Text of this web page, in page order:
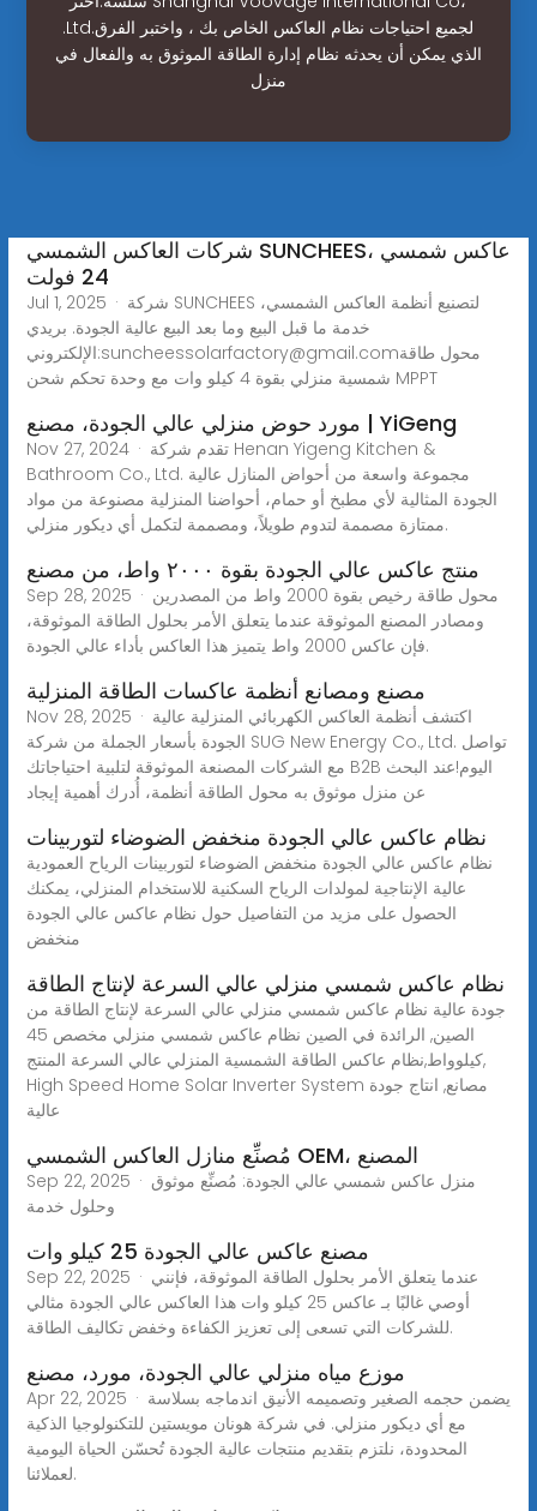
.Ltd.لجميع احتياجات نظام العاكس الخاص بك ، واختبر الفرق
الذي يمكن أن يحدثه نظام إدارة الطاقة الموثوق به والفعال في
منزل
شركات العاكس الشمسي SUNCHEES، عاكس شمسي
24 فولت
Jul 1, 2025 · شركة SUNCHEES لتصنيع أنظمة العاكس الشمسي،
خدمة ما قبل البيع وما بعد البيع عالية الجودة. بريدي
الإلكتروني:suncheessolarfactory@gmail.comمحول طاقة
شمسية منزلي بقوة 4 كيلو وات مع وحدة تحكم شحن MPPT
مورد حوض منزلي عالي الجودة، مصنع | YiGeng
Nov 27, 2024 · تقدم شركة Henan Yigeng Kitchen &
Bathroom Co., Ltd. مجموعة واسعة من أحواض المنازل عالية
الجودة المثالية لأي مطبخ أو حمام، أحواضنا المنزلية مصنوعة من مواد
ممتازة مصممة لتدوم طويلاً، ومصممة لتكمل أي ديكور منزلي.
منتج عاكس عالي الجودة بقوة ٢٠٠٠ واط، من مصنع
Sep 28, 2025 · محول طاقة رخيص بقوة 2000 واط من المصدرين
ومصادر المصنع الموثوقة عندما يتعلق الأمر بحلول الطاقة الموثوقة،
فإن عاكس 2000 واط يتميز هذا العاكس بأداء عالي الجودة.
مصنع ومصانع أنظمة عاكسات الطاقة المنزلية
Nov 28, 2025 · اكتشف أنظمة العاكس الكهربائي المنزلية عالية
الجودة بأسعار الجملة من شركة SUG New Energy Co., Ltd. تواصل
مع الشركات المصنعة الموثوقة لتلبية احتياجاتك B2B اليوم!عند البحث
عن منزل موثوق به محول الطاقة أنظمة، أُدرك أهمية إيجاد
نظام عاكس عالي الجودة منخفض الضوضاء لتوربينات
نظام عاكس عالي الجودة منخفض الضوضاء لتوربينات الرياح العمودية
عالية الإنتاجية لمولدات الرياح السكنية للاستخدام المنزلي، يمكنك
الحصول على مزيد من التفاصيل حول نظام عاكس عالي الجودة
منخفض
نظام عاكس شمسي منزلي عالي السرعة لإنتاج الطاقة
جودة عالية نظام عاكس شمسي منزلي عالي السرعة لإنتاج الطاقة من
الصين, الرائدة في الصين نظام عاكس شمسي منزلي مخصص 45
كيلوواط,نظام عاكس الطاقة الشمسية المنزلي عالي السرعة المنتج,
High Speed Home Solar Inverter System مصانع, انتاج جودة
عالية
مُصنِّع منازل العاكس الشمسي OEM، المصنع
Sep 22, 2025 · منزل عاكس شمسي عالي الجودة: مُصنِّع موثوق
وحلول خدمة
مصنع عاكس عالي الجودة 25 كيلو وات
Sep 22, 2025 · عندما يتعلق الأمر بحلول الطاقة الموثوقة، فإنني
أوصي غالبًا بـ عاكس 25 كيلو وات هذا العاكس عالي الجودة مثالي
للشركات التي تسعى إلى تعزيز الكفاءة وخفض تكاليف الطاقة.
موزع مياه منزلي عالي الجودة، مورد، مصنع
Apr 22, 2025 · يضمن حجمه الصغير وتصميمه الأنيق اندماجه بسلاسة
مع أي ديكور منزلي. في شركة هونان مويستين للتكنولوجيا الذكية
المحدودة، نلتزم بتقديم منتجات عالية الجودة تُحسّن الحياة اليومية
لعملائنا.